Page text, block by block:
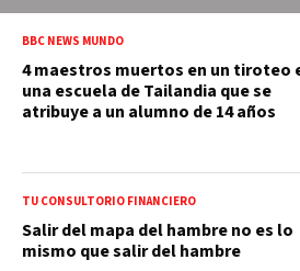
BBC NEWS MUNDO
4 maestros muertos en un tiroteo
una escuela de Tailandia que se
atribuye a un alumno de 14 años
TU CONSULTORIO FINANCIERO
Salir del mapa del hambre no es lo
mismo que salir del hambre